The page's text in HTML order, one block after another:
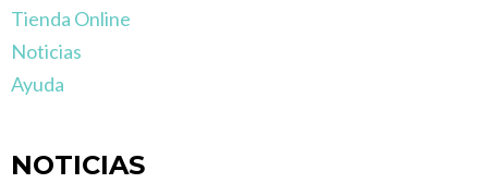
Tienda Online
Noticias
Ayuda
NOTICIAS